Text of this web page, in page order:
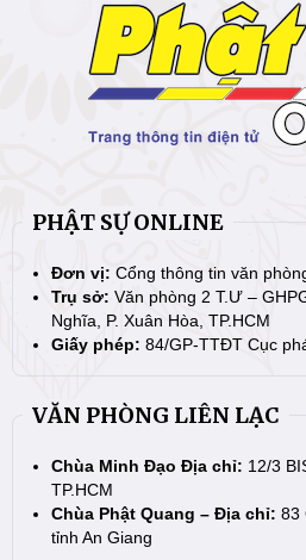
PHẬT SỰ ONLINE
Đơn vị: Cổng thông tin văn
Trụ sở: Văn phòng 2 T.Ư –
Nghĩa, P. Xuân Hòa, TP.HCM
Giấy phép: 84/GP-TTĐT Cục
VĂN PHÒNG LIÊN LẠC
Chùa Minh Đạo Địa chỉ: 12/3
TP.HCM
Chùa Phật Quang – Địa chỉ: 83
tỉnh An Giang